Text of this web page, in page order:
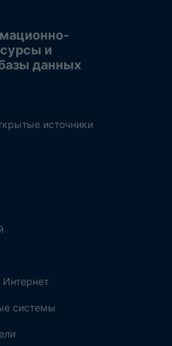
и
данных
источники
системы